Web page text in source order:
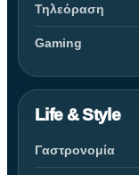
Τηλεόραση
Gaming
Life & Style
Γαστρονομία